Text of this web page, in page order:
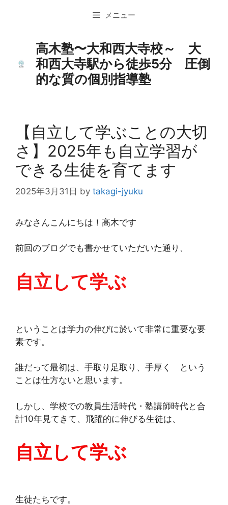
メニュー
高木塾〜大和西大寺校～ 大
和西大寺駅から徒歩5分 圧倒
的な質の個別指導塾
【自立して学ぶことの大切
さ】2025年も自立学習が
できる生徒を育てます
2025年3月31日 by takagi-jyuku
みなさんこんにちは！高木です
前回のブログでも書かせていただいた通り、
自立して学ぶ
ということは学力の伸びに於いて非常に重要な要
素です。
誰だって最初は、手取り足取り、手厚く という
ことは仕方ないと思います。
しかし、学校での教員生活時代・塾講師時代と合
計10年見てきて、飛躍的に伸びる生徒は、
自立して学ぶ
生徒たちです。